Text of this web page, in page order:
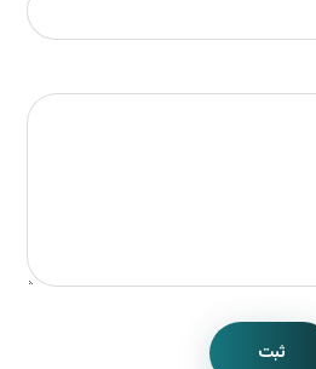
ثبت